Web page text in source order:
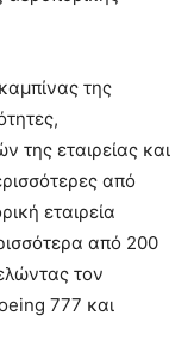
της
της εταιρείας και
από
εταιρεία
από 200
τον
777 και